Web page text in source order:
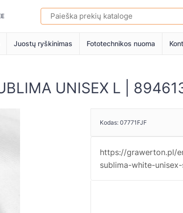
Juostų ryškinimas Fototechnikos nuoma
UNISEX L |
Kodas:07771FJF
https://grawerton.pl/
sublima-white-